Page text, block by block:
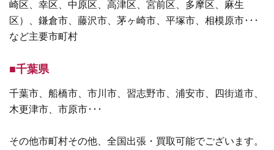
崎区、幸区、中原区、高津区、宮前区、多摩区、麻生
区）、鎌倉市、藤沢市、茅ヶ崎市、平塚市、相模原市･･･
など主要市町村
■千葉県
千葉市、船橋市、市川市、習志野市、浦安市、四街道市、
木更津市、市原市･･･
その他市町村その他、全国出張・買取可能でございます。